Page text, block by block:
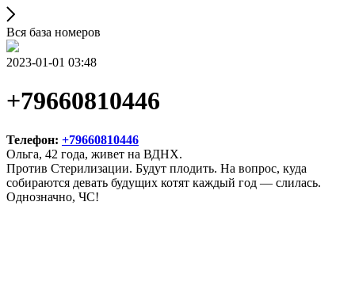
Вся база номеров
2023-01-01 03:48
+79660810446
Телефон: +79660810446
Ольга, 42 года, живет на ВДНХ.
Против Стерилизации. Будут плодить. На вопрос, куда
собираются девать будущих котят каждый год — слилась.
Однозначно, ЧС!